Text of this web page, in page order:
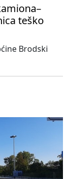
teško
Brodski